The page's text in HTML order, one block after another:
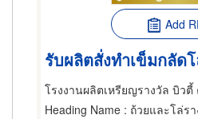
Add
รับผลิตสั่งทำเข็มกลัด
โรงงานผลิตเหรียญรางวัล บิว
Heading Name : ถ้วยและโล่ร